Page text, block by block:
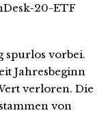
20-ETF
spurlos vorbei.
Jahresbeginn
verloren. Die
von